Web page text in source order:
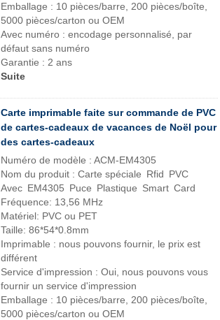
Emballage : 10 pièces/barre, 200 pièces/boîte,
5000 pièces/carton ou OEM
Avec numéro : encodage personnalisé, par
défaut sans numéro
Garantie : 2 ans
Suite
Carte imprimable faite sur commande de PVC
de cartes-cadeaux de vacances de Noël pour
des cartes-cadeaux
Numéro de modèle : ACM-EM4305
Nom du produit : Carte spéciale Rfid PVC
Avec EM4305 Puce Plastique Smart Card
Fréquence: 13,56 MHz
Matériel: PVC ou PET
Taille: 86*54*0.8mm
Imprimable : nous pouvons fournir, le prix est
différent
Service d'impression : Oui, nous pouvons vous
fournir un service d'impression
Emballage : 10 pièces/barre, 200 pièces/boîte,
5000 pièces/carton ou OEM